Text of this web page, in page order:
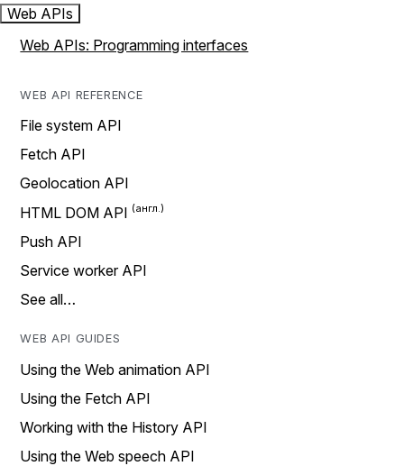
Web APIs
Web APIs: Programming interfaces
WEB API REFERENCE
File system API
Fetch API
Geolocation API
HTML DOM API
Push API
Service worker API
See all…
WEB API GUIDES
Using the Web animation API
Using the Fetch API
Working with the History API
Using the Web speech API